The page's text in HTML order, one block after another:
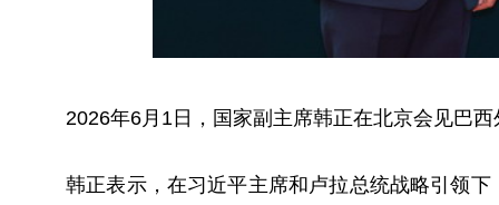
2026年6月1日，国家副主席韩正在北京会见巴
韩正表示，在习近平主席和卢拉总统战略引领